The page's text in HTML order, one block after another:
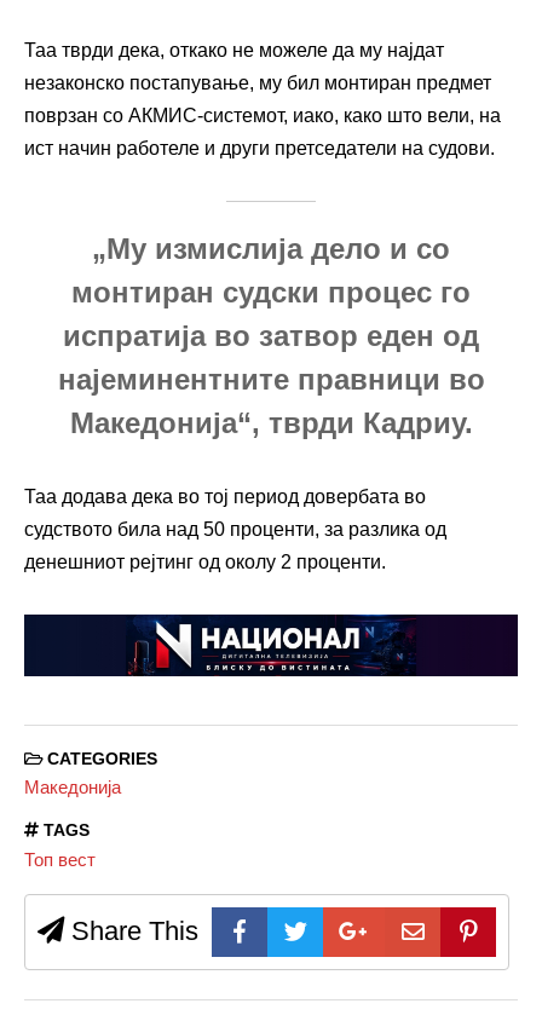
Таа тврди дека, откако не можеле да му најдат
незаконско постапување, му бил монтиран предмет
поврзан со АКМИС-системот, иако, како што вели, на
ист начин работеле и други претседатели на судови.
„Му измислија дело и со
монтиран судски процес го
испратија во затвор еден од
најеминентните правници во
Македонија“, тврди Кадриу.
Таа додава дека во тој период довербата во
судството била над 50 проценти, за разлика од
денешниот рејтинг од околу 2 проценти.
CATEGORIES
Македонија
TAGS
Топ вест
Share This